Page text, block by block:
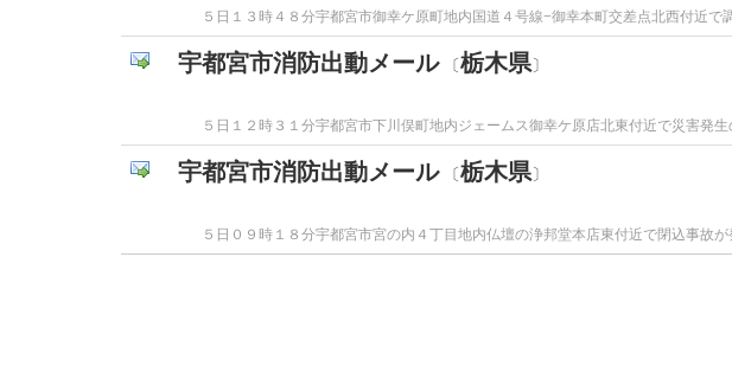
５日１３時４８分宇都宮市御幸ケ原町地内国道４号線−御幸本町交差点北西付近
宇都宮市消防出動メール〔栃木県〕
５日１２時３１分宇都宮市下川俣町地内ジェームス御幸ケ原店北東付近で災害発
宇都宮市消防出動メール〔栃木県〕
５日０９時１８分宇都宮市宮の内４丁目地内仏壇の浄邦堂本店東付近で閉込事故